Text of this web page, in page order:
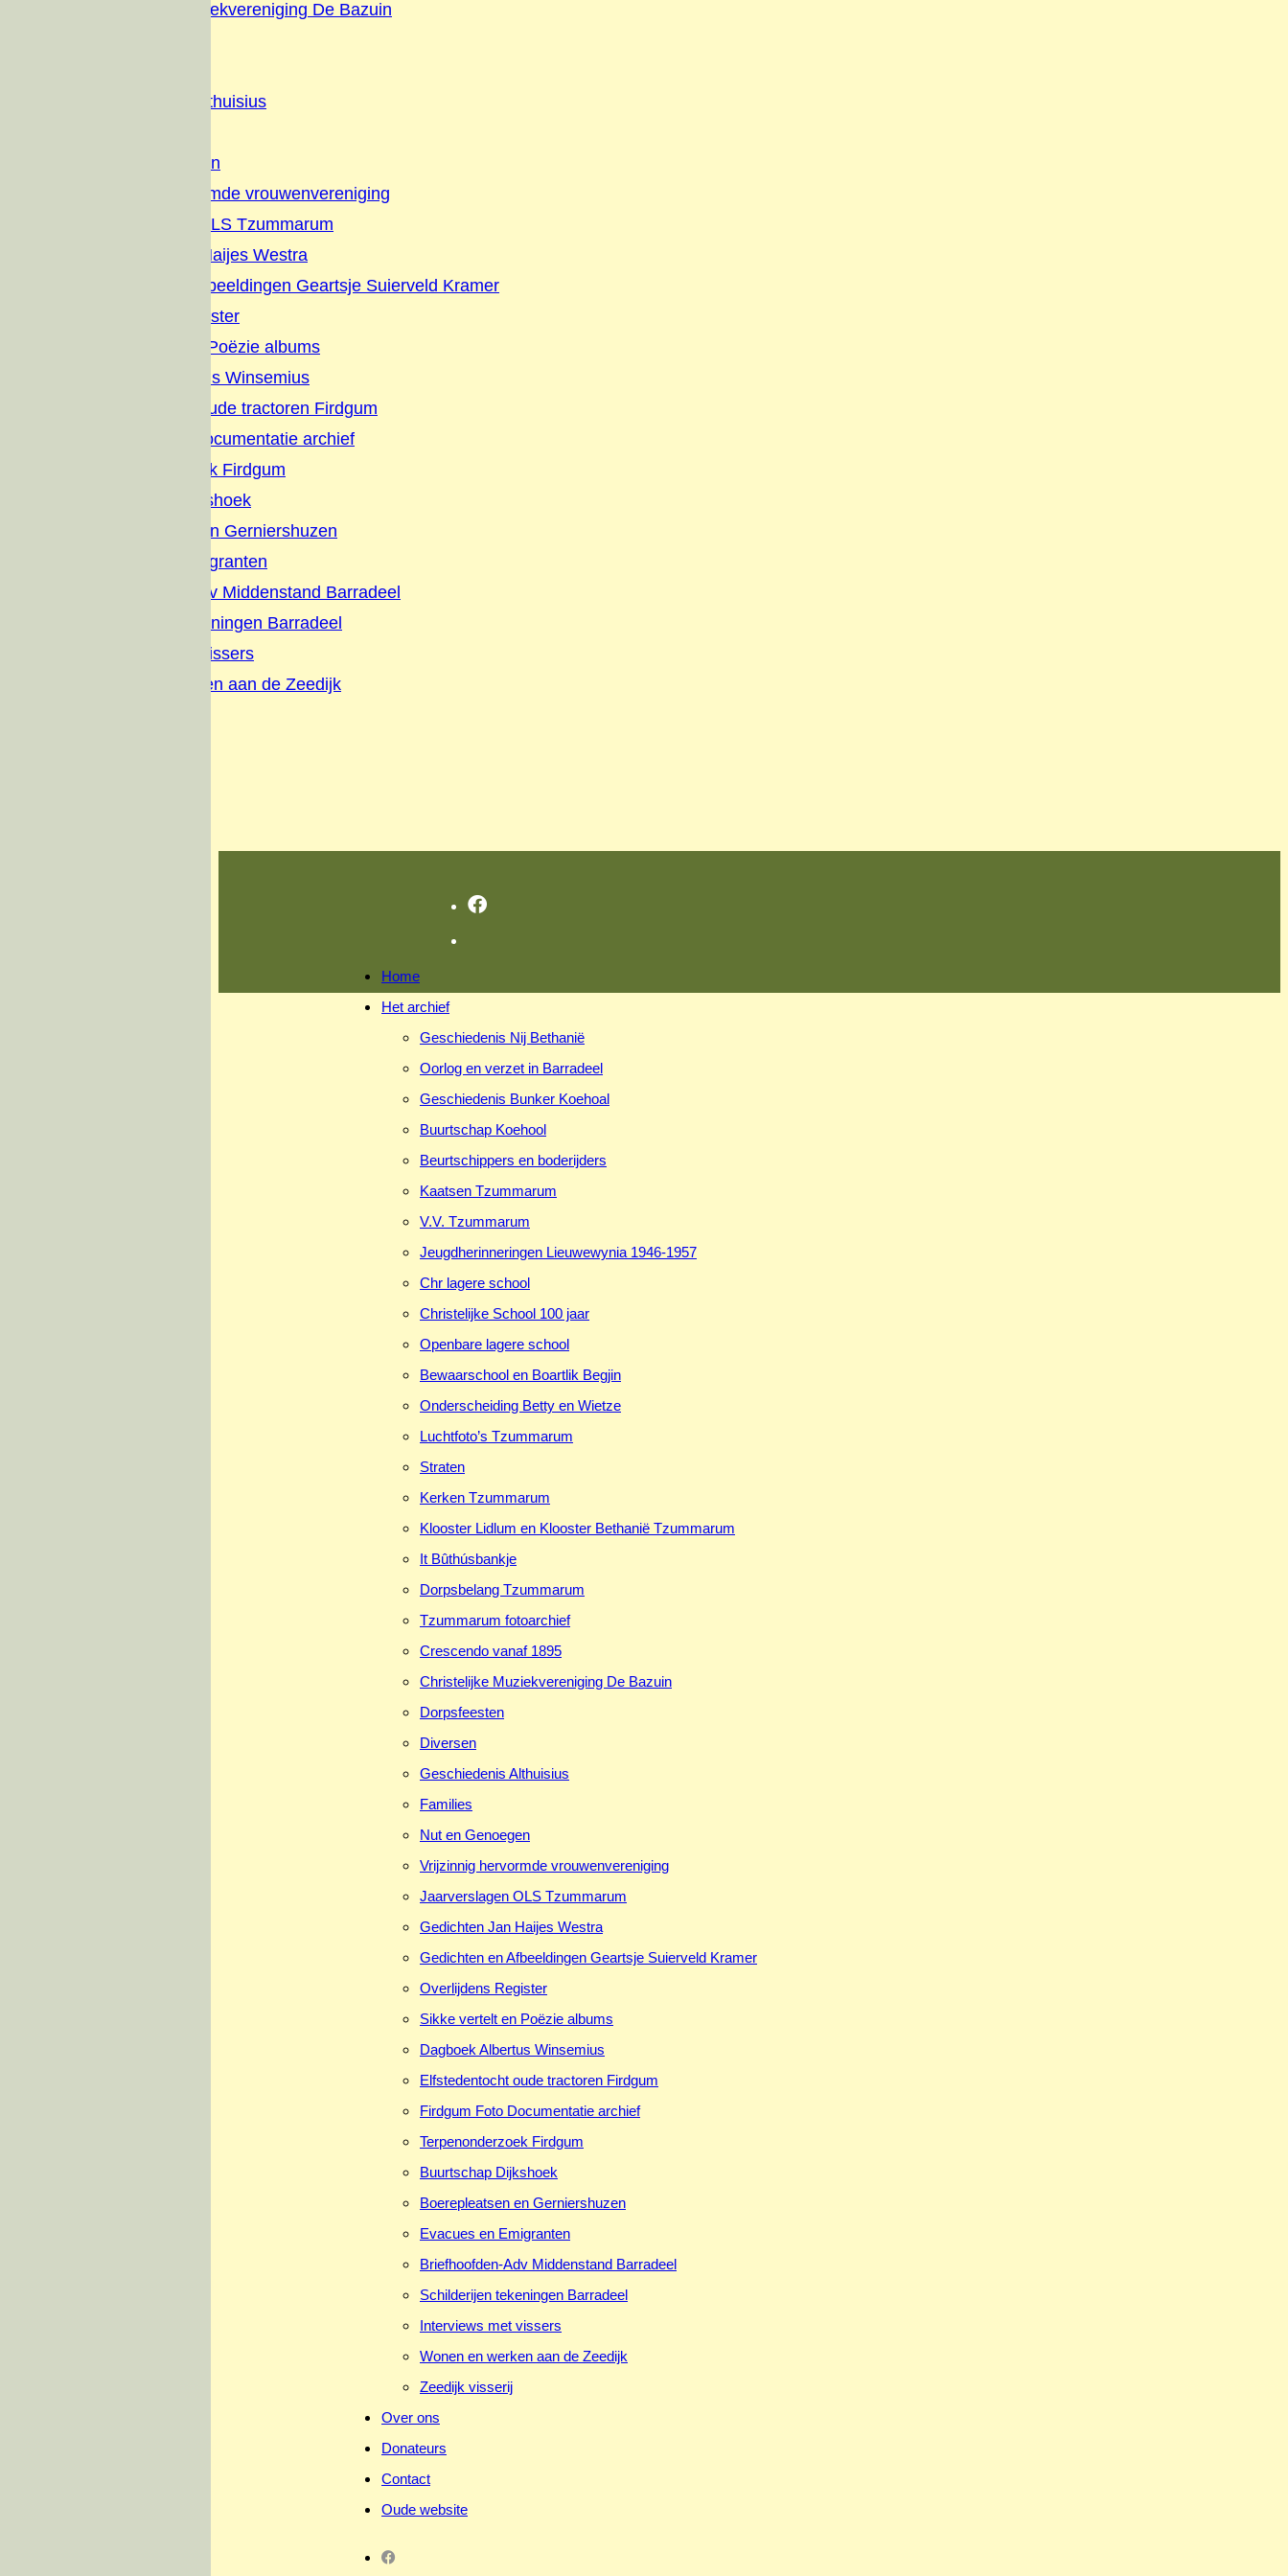
Christelijke Muziekvereniging De Bazuin
Geschiedenis Althuisius
Nut en Genoegen
Vrijzinnig hervormde vrouwenvereniging
Jaarverslagen OLS Tzummarum
Gedichten Jan Haijes Westra
Gedichten en Afbeeldingen Geartsje Suierveld Kramer
Overlijdens Register
Sikke vertelt en Poëzie albums
Dagboek Albertus Winsemius
Elfstedentocht oude tractoren Firdgum
Firdgum Foto Documentatie archief
Terpenonderzoek Firdgum
Buurtschap Dijkshoek
Boerepleatsen en Gerniershuzen
Evacues en Emigranten
Briefhoofden-Adv Middenstand Barradeel
Schilderijen tekeningen Barradeel
Interviews met vissers
Wonen en werken aan de Zeedijk
Home
Het archief
Geschiedenis Nij Bethanië
Oorlog en verzet in Barradeel
Geschiedenis Bunker Koehoal
Buurtschap Koehool
Beurtschippers en boderijders
Kaatsen Tzummarum
V.V. Tzummarum
Jeugdherinneringen Lieuwewynia 1946-1957
Chr lagere school
Christelijke School 100 jaar
Openbare lagere school
Bewaarschool en Boartlik Begjin
Onderscheiding Betty en Wietze
Luchtfoto’s Tzummarum
Straten
Kerken Tzummarum
Klooster Lidlum en Klooster Bethanië Tzummarum
It Bûthúsbankje
Dorpsbelang Tzummarum
Tzummarum fotoarchief
Crescendo vanaf 1895
Christelijke Muziekvereniging De Bazuin
Dorpsfeesten
Diversen
Geschiedenis Althuisius
Families
Nut en Genoegen
Vrijzinnig hervormde vrouwenvereniging
Jaarverslagen OLS Tzummarum
Gedichten Jan Haijes Westra
Gedichten en Afbeeldingen Geartsje Suierveld Kramer
Overlijdens Register
Sikke vertelt en Poëzie albums
Dagboek Albertus Winsemius
Elfstedentocht oude tractoren Firdgum
Firdgum Foto Documentatie archief
Terpenonderzoek Firdgum
Buurtschap Dijkshoek
Boerepleatsen en Gerniershuzen
Evacues en Emigranten
Briefhoofden-Adv Middenstand Barradeel
Schilderijen tekeningen Barradeel
Interviews met vissers
Wonen en werken aan de Zeedijk
Zeedijk visserij
Over ons
Donateurs
Contact
Oude website